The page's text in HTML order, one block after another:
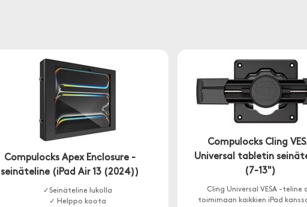
Compulocks Apex Enclosure -
seinäteline (iPad Air 13 (2024))
✓Seinäteline lukolla
✓ Helppo koota
Compulocks Cling
Universal tabletin
(7-13")
Cling Universal VESA -teline
toimimaan kaikkien iPad